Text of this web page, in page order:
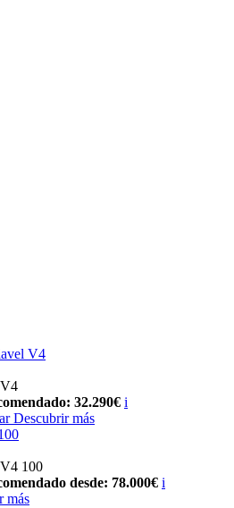
V4
32.290€ i
Descubrir más
100
desde: 78.000€ i
más